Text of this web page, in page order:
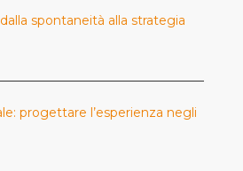
spontaneità alla strategia
progettare l’esperienza negli